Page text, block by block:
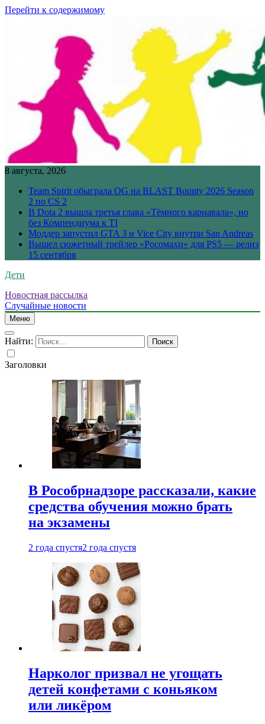
Перейти к содержимому
8 августа, 2026
Team Spirit обыграла OG на BLAST Bounty 2026 Season
2 по CS 2
В Dota 2 вышла третья глава «Тёмного карнавала», но
без Компендиума к TI
Моддер запустил GTA 3 и Vice City внутри San Andreas
Вышел сюжетный трейлер «Росомахи» для PS5 — релиз
15 сентября
Дети
Новостная рассылка
Случайные новости
Меню
Найти:
Заголовки
В Рособрнадзоре рассказали, какие
средства обучения можно брать
на экзамены
2 года спустя2 года спустя
Нарколог призвал не угощать
детей конфетами с коньяком
или ликёром